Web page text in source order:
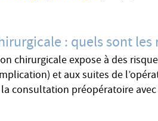
: quels sont les
chirurgicale expose à des
et aux suites de
consultation préopératoire